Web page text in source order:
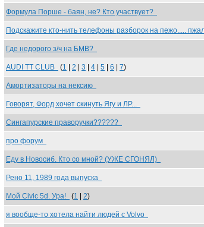
Формула Порше - баян, не? Кто участвует?
Подскажите кто-нить телефоны разборок на пежо.....
Где недорого з/ч на БМВ?
AUDI TT CLUB (1 2 3 4 5 6 7)
Амортизаторы на нексию
Говорят, Форд хочет скинуть Ягу и ЛР...
Сингапурские праворучки??????
про форум
Еду в Новосиб. Кто со мной? (УЖЕ СГОНЯЛ)
Рено 11, 1989 года выпуска
Мой Civic 5d. Ура! (1 2)
я вообще-то хотела найти людей с Volvo